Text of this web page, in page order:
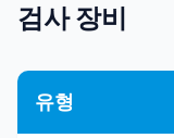
검사 장비
유형